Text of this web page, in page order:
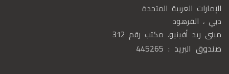
الإمارات العربية المتحدة
دبي ، القرهود
مبنى ريد أفينيو، مكتب رقم 312
صندوق البريد : 445265